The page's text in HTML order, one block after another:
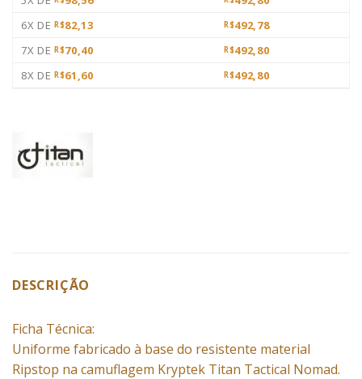
6X DE R$82,13 R$492,78
7X DE R$70,40 R$492,80
8X DE R$61,60 R$492,80
DESCRIÇÃO
Ficha Técnica:
Uniforme fabricado à base do resistente material
Ripstop na camuflagem Kryptek Titan Tactical Nomad.